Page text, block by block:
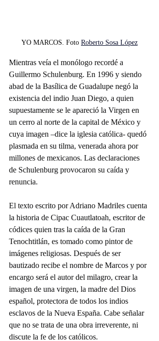
YO MARCOS. Foto Roberto Sosa López
Mientras veía el monólogo recordé a
Guillermo Schulenburg. En 1996 y siendo
abad de la Basílica de Guadalupe negó la
existencia del indio Juan Diego, a quien
supuestamente se le apareció la Virgen en
un cerro al norte de la capital de México y
cuya imagen –dice la iglesia católica- quedó
plasmada en su tilma, venerada ahora por
millones de mexicanos. Las declaraciones
de Schulenburg provocaron su caída y
renuncia.
El texto escrito por Adriano Madriles cuenta
la historia de Cipac Cuautlatoah, escritor de
códices quien tras la caída de la Gran
Tenochtitlán, es tomado como pintor de
imágenes religiosas. Después de ser
bautizado recibe el nombre de Marcos y por
encargo será el autor del milagro, crear la
imagen de una virgen, la madre del Dios
español, protectora de todos los indios
esclavos de la Nueva España. Cabe señalar
que no se trata de una obra irreverente, ni
discute la fe de los católicos.